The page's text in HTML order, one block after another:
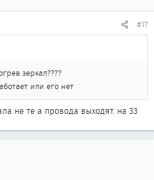
#17
зеркал????
или его нет
не те а провода выходят. на 33